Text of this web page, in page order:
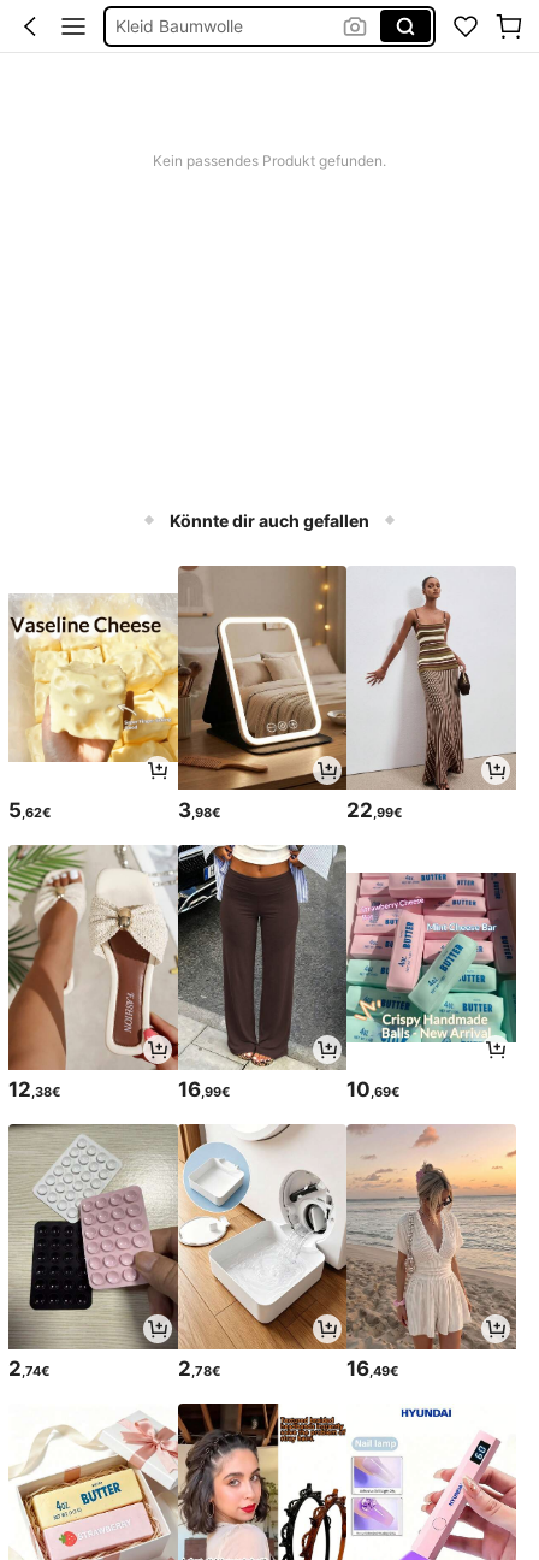
Kleid Baumwolle
Kurze Hose Männer
Kein passendes Produkt gefunden.
Könnte dir auch gefallen
5 ,62€ 3,98€ 22 ,99€
12,38€ 16,99€ 10,69€
2,74€ 2,78€ 16,49€